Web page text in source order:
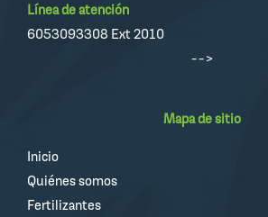
Línea de atención
6053093308 Ext 2010
-->
Mapa de sitio
Inicio
Quiénes somos
Fertilizantes